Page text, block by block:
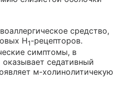
средство,
H1-рецепторов.
симптомы, в
седативный
м-холинолитичекую